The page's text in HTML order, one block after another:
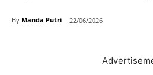
By Manda Putri 22/06/2026